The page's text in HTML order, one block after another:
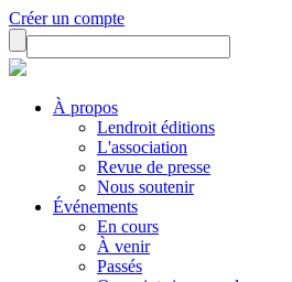
Créer un compte
À propos
Lendroit éditions
L'association
Revue de presse
Nous soutenir
Événements
En cours
À venir
Passés